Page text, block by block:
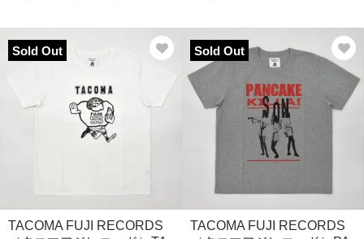
Sold Out
TACOMA FUJI RECORDS
Sold Out
TACOMA FUJI RECORDS